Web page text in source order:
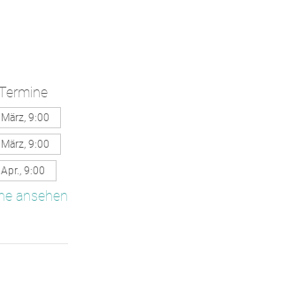
9:00
9:00
9:00
ansehen